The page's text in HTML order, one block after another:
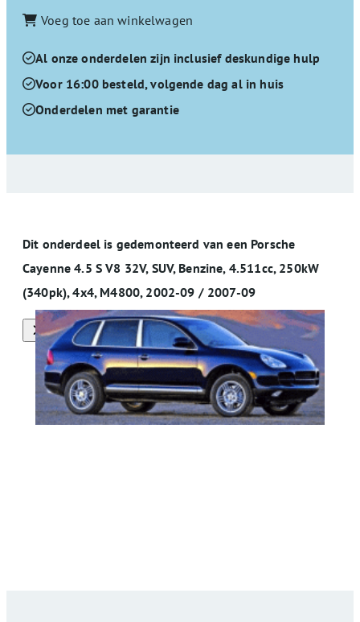
Voeg toe aan winkelwagen
Al onze onderdelen zijn inclusief deskundige hulp
Voor 16:00 besteld, volgende dag al in huis
Onderdelen met garantie
Dit onderdeel is gedemonteerd van een Porsche
Cayenne 4.5 S V8 32V, SUV, Benzine, 4.511cc, 250kW
(340pk), 4x4, M4800, 2002-09 / 2007-09
Alle onderdelen van deze auto